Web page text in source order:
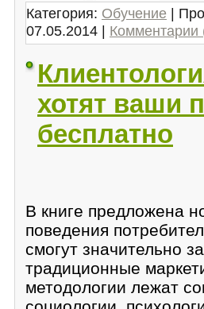
Категория: Обучение |
07.05.2014 | Комментарии
хотят ваши
бесплатно
В книге предложена
поведения
смогут значительно
традиционные
методологии лежат